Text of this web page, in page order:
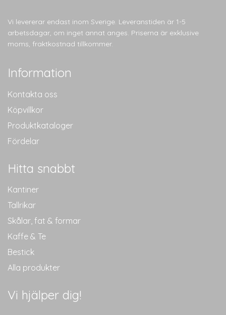
Vi levererar endast inom Sverige. Leveranstiden är 1-5
arbetsdagar, om inget annat anges. Priserna är exklusive
moms, fraktkostnad tillkommer.
Information
Kontakta oss
Köpvillkor
Produktkataloger
Fördelar
Hitta snabbt
Kantiner
Tallrikar
Skålar, fat & formar
Kaffe & Te
Bestick
Alla produkter
Vi hjälper dig!